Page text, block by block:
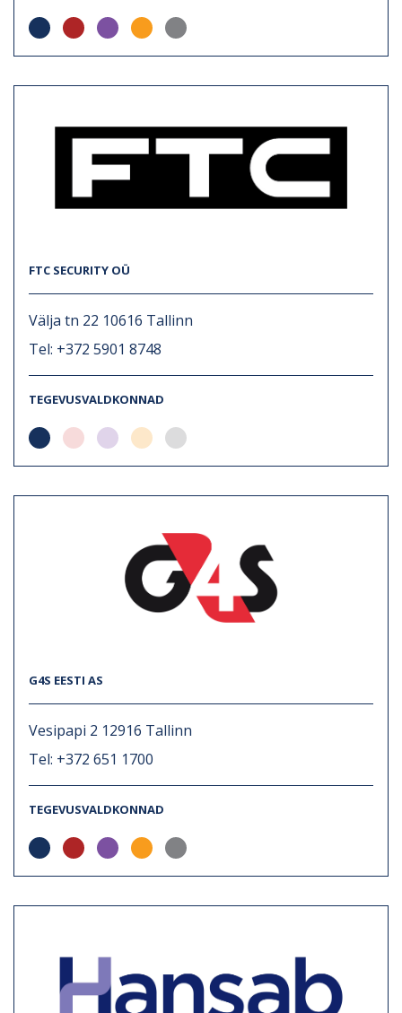
FTC SECURITY OÜ
Välja tn 22 10616 Tallinn
Tel: +372 5901 8748
TEGEVUSVALDKONNAD
G4S EESTI AS
Vesipapi 2 12916 Tallinn
Tel: +372 651 1700
TEGEVUSVALDKONNAD